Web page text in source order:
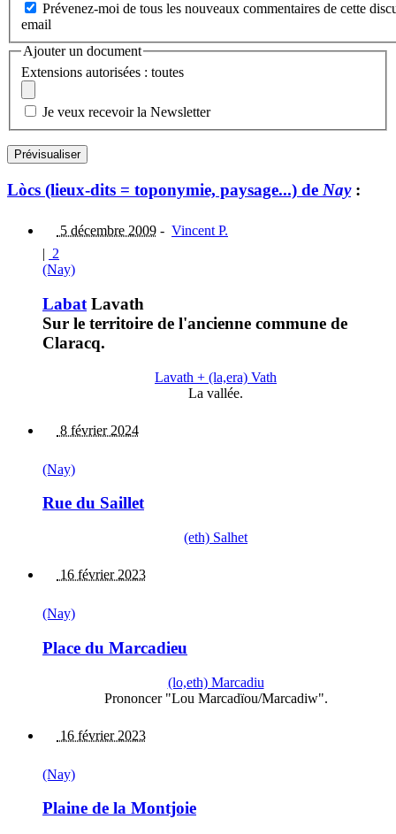
Prévenez-moi de tous les nouveaux commentaires de cette
email
Ajouter un document
Extensions autorisées : toutes
Je veux recevoir la Newsletter
Lòcs (lieux-dits = toponymie, paysage...) de Nay:
5 décembre 2009 - Vincent P.
| 2
(Nay)
Labat Lavath
Sur le territoire de l'ancienne commune de
Claracq.
Lavath + (la,era) Vath
La vallée.
8 février 2024
(Nay)
Rue du Saillet
(eth) Salhet
16 février 2023
(Nay)
Place du Marcadieu
(lo,eth) Marcadiu
Prononcer "Lou Marcadïou/Marcadiw".
16 février 2023
(Nay)
Plaine de la Montjoie